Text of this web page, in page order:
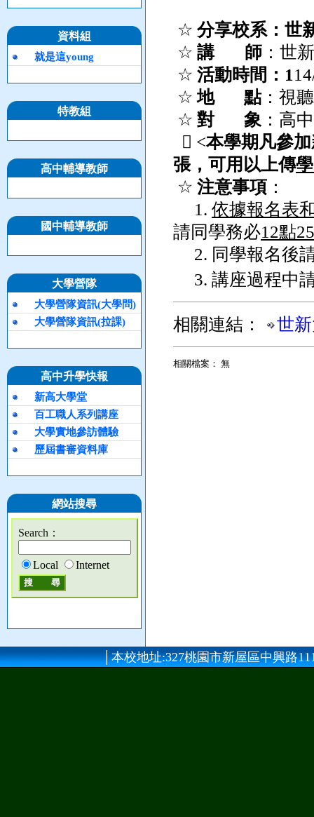
資料組
就是這young
特教組
高中輔導教師
國中輔導教師
大學營隊
大學營隊資訊(大學問)
大學營隊資訊(拉課)
高中升學快報
新高大學堂
百工職人系列講座
大學實地參訪體驗
歷屆書審資料庫
網站搜尋
Search：
Local Internet
☆ 分享校系：世
☆ 講 師 ：世
☆ 活動時間： 1
☆地 點：視
☆ 對 象 ：高
 <本學期凡參
張，可用以上傳
☆ 注意事項 ：
1. 依據報名表
請同學務必12點
2. 同學報名後
3. 講座過程中
相關連結： 世
相關檔案： 無
│本校地址:327桃園市新屋區中興路